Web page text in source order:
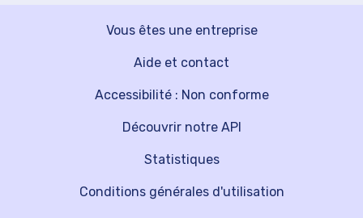
Vous êtes une entreprise
Découvrir notre API
Aide et contact
Statistiques
Accessibilité : Non conforme
Conditions générales d'utilisation